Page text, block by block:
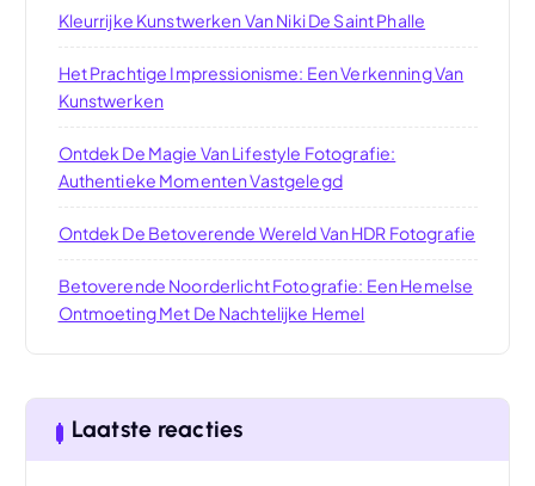
Kleurrijke Kunstwerken Van Niki De Saint Phalle
Het Prachtige Impressionisme: Een Verkenning Van
Kunstwerken
Ontdek De Magie Van Lifestyle Fotografie:
Authentieke Momenten Vastgelegd
Ontdek De Betoverende Wereld Van HDR Fotografie
Betoverende Noorderlicht Fotografie: Een Hemelse
Ontmoeting Met De Nachtelijke Hemel
Laatste reacties